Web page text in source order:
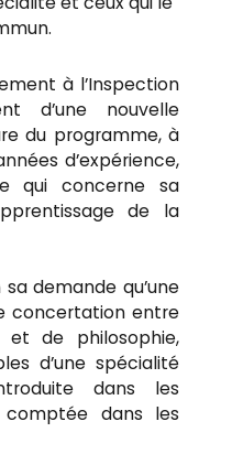
à l’Inspection
d’une nouvelle
du programme, à
d’expérience,
qui concerne sa
de la
demande qu’une
concertation entre
et de philosophie,
d’une spécialité
dans les
dans les